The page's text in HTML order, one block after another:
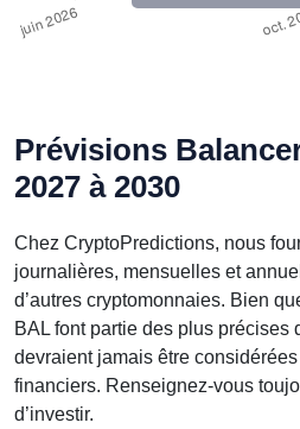
Prévisions
2027 à 2030
Chez CryptoPredictions, nous
journalières, mensuelles et
d’autres cryptomonnaies. Bien
BAL font partie des plus précises
devraient jamais être
financiers. Renseignez-vous
d’investir.